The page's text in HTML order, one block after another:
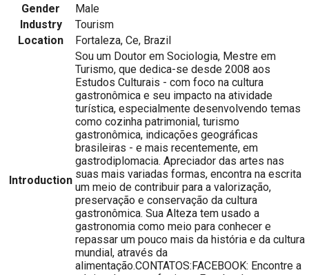
Gender
Male
Industry
Tourism
Location
Fortaleza, Ce, Brazil
Introduction
Sou um Doutor em Sociologia, Mestre em
Turismo, que dedica-se desde 2008 aos
Estudos Culturais - com foco na cultura
gastronômica e seu impacto na atividade
turística, especialmente desenvolvendo temas
como cozinha patrimonial, turismo
gastronômica, indicações geográficas
brasileiras - e mais recentemente, em
gastrodiplomacia. Apreciador das artes nas
suas mais variadas formas, encontra na escrita
um meio de contribuir para a valorização,
preservação e conservação da cultura
gastronômica. Sua Alteza tem usado a
gastronomia como meio para conhecer e
repassar um pouco mais da história e da cultura
mundial, através da
alimentação.CONTATOS:FACEBOOK: Encontre a